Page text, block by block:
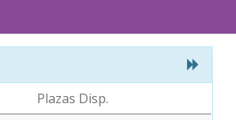
Plazas Disp.